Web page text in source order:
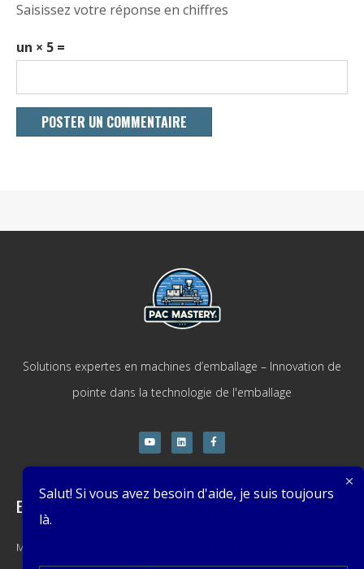
Saisissez votre réponse en chiffres
un × 5 =
Solutions expertes en machines d’emballage – Innovation de
pointe dans la technologie de l'emballage
Entreprise
Maison
Obtenez les
Salut! Si vous avez besoin d'aide, je suis toujours
là.